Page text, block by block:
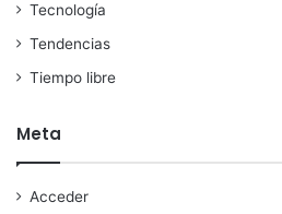
Tecnología
Tendencias
Tiempo libre
Meta
Acceder